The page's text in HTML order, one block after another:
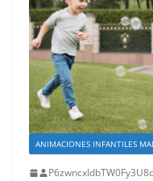
ANIMACIONES INFANTILES